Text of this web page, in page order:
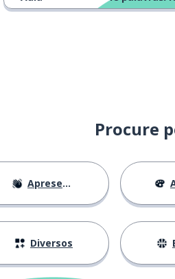
Procure
Apresentações
Diversos